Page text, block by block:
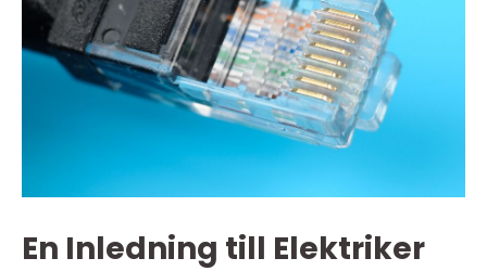
En Inledning till Elektriker